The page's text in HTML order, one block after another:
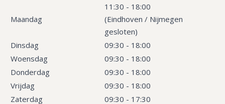
Maandag
11:30 - 18:00
(Eindhoven / Nijmegen
gesloten)
Dinsdag
09:30 - 18:00
Woensdag
09:30 - 18:00
Donderdag
09:30 - 18:00
Vrijdag
09:30 - 18:00
Zaterdag
09:30 - 17:30